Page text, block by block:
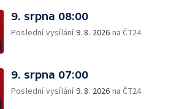
9. srpna 08:00
Poslední vysílání9. 8. 2026 na ČT24
9. srpna 07:00
Poslední vysílání9. 8. 2026 na ČT24